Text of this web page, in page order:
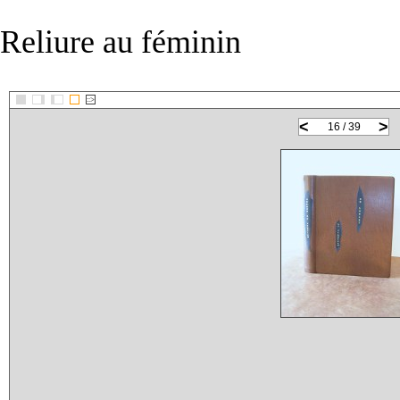
Reliure au féminin
::>
< >
16 / 39